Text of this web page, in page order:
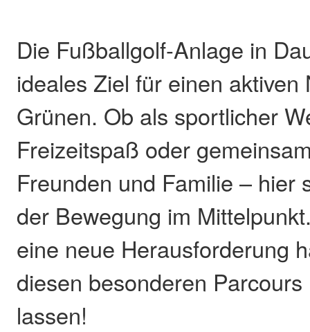
Die Fußballgolf-Anlage in
ideales Ziel für einen aktiven
Grünen. Ob als sportlicher
Freizeitspaß oder
Freunden und Familie – hier
der Bewegung im
eine neue Herausforderung
diesen besonderen
lassen!